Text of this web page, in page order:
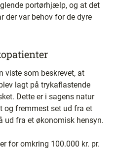
portørhjælp, og at det
der var behov for de dyre
viste som beskrevet, at
lagt på trykaflastende
Dette er i sagens natur
og fremmest set ud fra et
ud fra et økonomisk hensyn.
for omkring 100.000 kr. pr.